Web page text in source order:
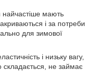
найчастіше мають
і за потреби
для зимової
і низьку вагу,
складається, не займає